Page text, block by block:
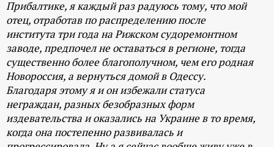
Прибалтике, я каждый раз радуюсь тому, что мой
отец, отработав по распределению после
института три года на Рижском судоремонтном
заводе, предпочел не оставаться в регионе, тогда
существенно более благополучном, чем его родная
Новороссия, а вернуться домой в Одессу.
Благодаря этому я и он избежали статуса
неграждан, разных безобразных форм
издевательства и оказались на Украине в то время,
когда она постепенно развивалась и